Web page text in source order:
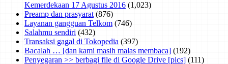
Kemerdekaan 17 Agustus 2016 (1,023)
Preamp dan prasyarat (876)
Layanan gangguan Telkom (746)
Salahmu sendiri (432)
Transaksi gagal di Tokopedia (397)
Bacalah … [dan kami masih malas membaca] (192)
Penyegaran >> berbagi file di Google Drive [pics] (111)